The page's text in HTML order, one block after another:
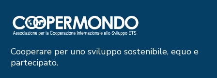
Cooperare per uno sviluppo sostenibile, equo e
partecipato.